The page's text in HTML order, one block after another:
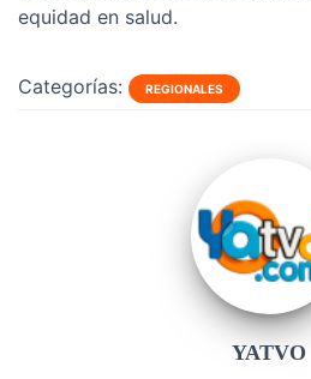
equidad en salud.
Categorías: REGIONALES
YATVO